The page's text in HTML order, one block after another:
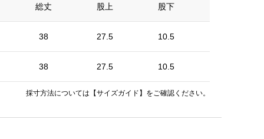
総丈 股上 股下
38 27.5 10.5
38 27.5 10.5
採寸方法については 【サイズガイド】 をご確認ください。